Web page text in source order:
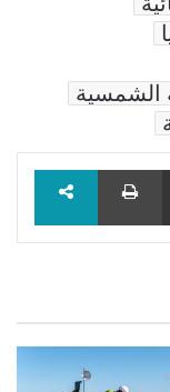
الشمسية
مشاركة عبر البريد طباعة